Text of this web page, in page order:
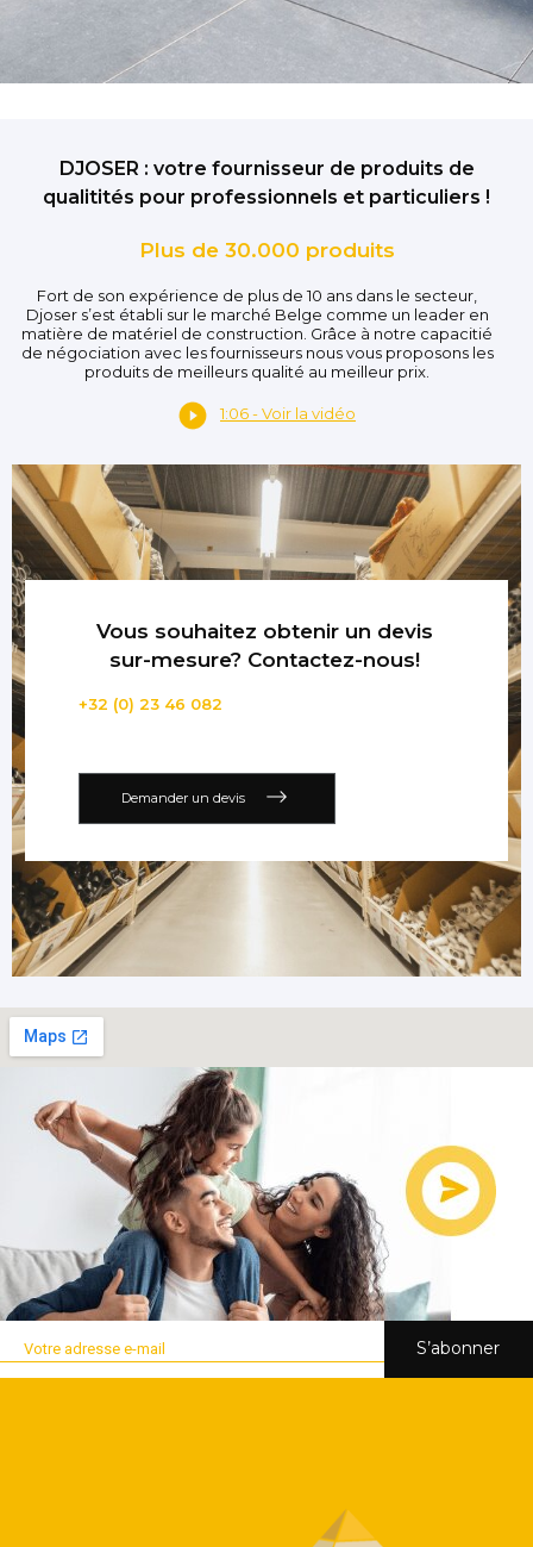
DJOSER : votre fournisseur de produits de
qualitités pour professionnels et particuliers !
Plus de 30.000 produits
Fort de son expérience de plus de 10 ans dans le secteur,
Djoser s’est établi sur le marché Belge comme un leader en
matière de matériel de construction. Grâce à notre capacitié
de négociation avec les fournisseurs nous vous proposons les
produits de meilleurs qualité au meilleur prix.
1:06 - Voir la vidéo
Vous souhaitez obtenir un devis
sur-mesure? Contactez-nous!
+32 (0) 23 46 082
Demander un devis
S’abonner